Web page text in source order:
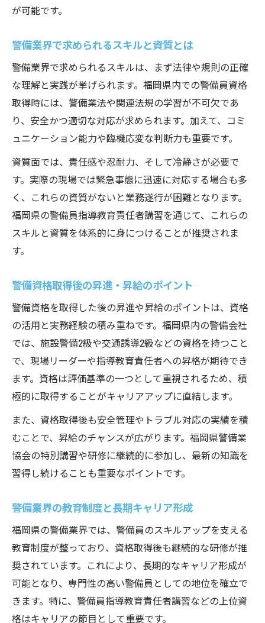
が可能です。
警備業界で求められるスキルと資質とは
警備業界で求められるスキルは、まず法律や規則の正確
な理解と実践が挙げられます。福岡県内での警備員資格
取得時には、警備業法や関連法規の学習が不可欠であ
り、安全かつ適切な対応が求められます。加えて、コミ
ュニケーション能力や臨機応変な判断力も重要です。
資質面では、責任感や忍耐力、そして冷静さが必要で
す。実際の現場では緊急事態に迅速に対応する場合も多
く、これらの資質がないと業務遂行が困難となります。
福岡県の警備員指導教育責任者講習を通じて、これらの
スキルと資質を体系的に身につけることが推奨されま
す。
警備資格取得後の昇進・昇給のポイント
警備資格を取得した後の昇進や昇給のポイントは、資格
の活用と実務経験の積み重ねです。福岡県内の警備会社
では、施設警備2級や交通誘導2級などの資格を持つこと
で、現場リーダーや指導教育責任者への昇格が期待でき
ます。資格は評価基準の一つとして重視されるため、積
極的に取得することがキャリアアップに直結します。
また、資格取得後も安全管理やトラブル対応の実績を積
むことで、昇給のチャンスが広がります。福岡県警備業
協会の特別講習や研修に継続的に参加し、最新の知識を
習得し続けることも重要なポイントです。
警備業界の教育制度と長期キャリア形成
福岡県の警備業界では、警備員のスキルアップを支える
教育制度が整っており、資格取得後も継続的な研修が推
奨されています。これにより、長期的なキャリア形成が
可能となり、専門性の高い警備員としての地位を確立で
きます。特に、警備員指導教育責任者講習などの上位資
格はキャリアの節目として重要です。